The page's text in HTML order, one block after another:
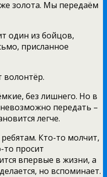
золота. Мы передаём
один из бойцов,
присланное
волонтёр.
без лишнего. Но в
невозможно передать –
легче.
Кто-то молчит,
то просит
впервые в жизни, а
но вспоминает.